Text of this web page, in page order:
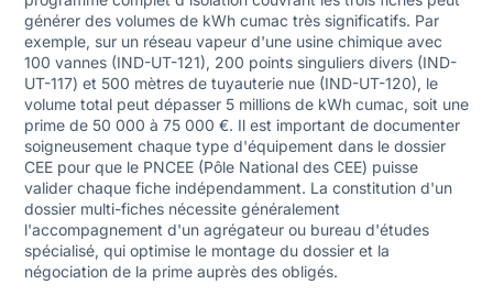
générer des volumes de kWh cumac très significatifs. Par
exemple, sur un réseau vapeur d'une usine chimique avec
100 vannes (IND-UT-121), 200 points singuliers divers (IND-
UT-117) et 500 mètres de tuyauterie nue (IND-UT-120), le
volume total peut dépasser 5 millions de kWh cumac, soit une
prime de 50 000 à 75 000 €. Il est important de documenter
soigneusement chaque type d'équipement dans le dossier
CEE pour que le PNCEE (Pôle National des CEE) puisse
valider chaque fiche indépendamment. La constitution d'un
dossier multi-fiches nécessite généralement
l'accompagnement d'un agrégateur ou bureau d'études
spécialisé, qui optimise le montage du dossier et la
négociation de la prime auprès des obligés.